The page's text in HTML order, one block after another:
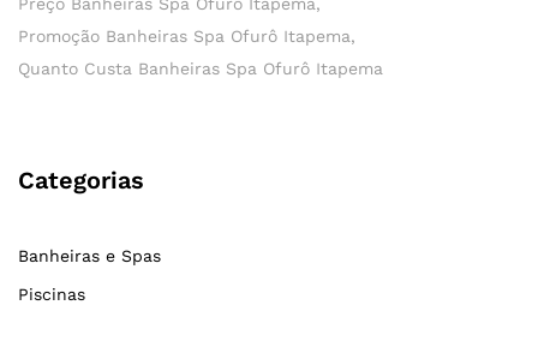
Promoção Banheiras Spa Ofurô Itapema
Quanto Custa Banheiras Spa Ofurô Itapema
Categorias
Banheiras e Spas
Piscinas